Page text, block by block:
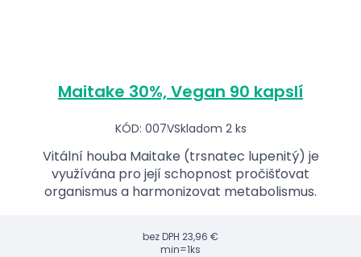
Maitake 30%, Vegan 90 kapslí
KÓD: 007VSkladom 2 ks
Vitální houba Maitake (trsnatec lupenitý) je
využívána pro její schopnost pročišťovat
organismus a harmonizovat metabolismus.
bez DPH 23,96 €
min=1ks